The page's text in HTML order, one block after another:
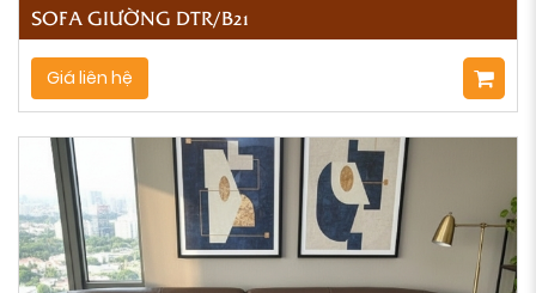
SOFA GIƯỜNG DTR/B21
Giá liên hệ